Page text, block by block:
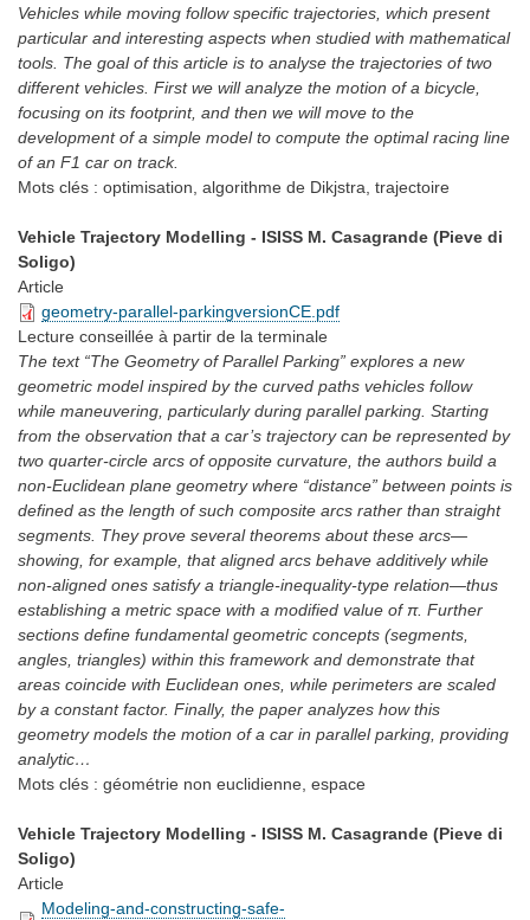
Vehicles while moving follow specific trajectories, which present
particular and interesting aspects when studied with mathematical
tools. The goal of this article is to analyse the trajectories of two
different vehicles. First we will analyze the motion of a bicycle,
focusing on its footprint, and then we will move to the
development of a simple model to compute the optimal racing line
of an F1 car on track.
Mots clés : optimisation, algorithme de Dikjstra, trajectoire
Vehicle Trajectory Modelling - ISISS M. Casagrande (Pieve di
Soligo)
Article
geometry-parallel-parkingversionCE.pdf
Lecture conseillée à partir de la terminale
The text “The Geometry of Parallel Parking” explores a new
geometric model inspired by the curved paths vehicles follow
while maneuvering, particularly during parallel parking. Starting
from the observation that a car’s trajectory can be represented by
two quarter-circle arcs of opposite curvature, the authors build a
non-Euclidean plane geometry where “distance” between points is
defined as the length of such composite arcs rather than straight
segments. They prove several theorems about these arcs—
showing, for example, that aligned arcs behave additively while
non-aligned ones satisfy a triangle-inequality-type relation—thus
establishing a metric space with a modified value of π. Further
sections define fundamental geometric concepts (segments,
angles, triangles) within this framework and demonstrate that
areas coincide with Euclidean ones, while perimeters are scaled
by a constant factor. Finally, the paper analyzes how this
geometry models the motion of a car in parallel parking, providing
analytic…
Mots clés : géométrie non euclidienne, espace
Vehicle Trajectory Modelling - ISISS M. Casagrande (Pieve di
Soligo)
Article
Modeling-and-constructing-safe-